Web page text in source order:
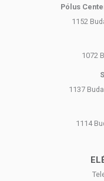
Pólus
1152
1072
1137
1114